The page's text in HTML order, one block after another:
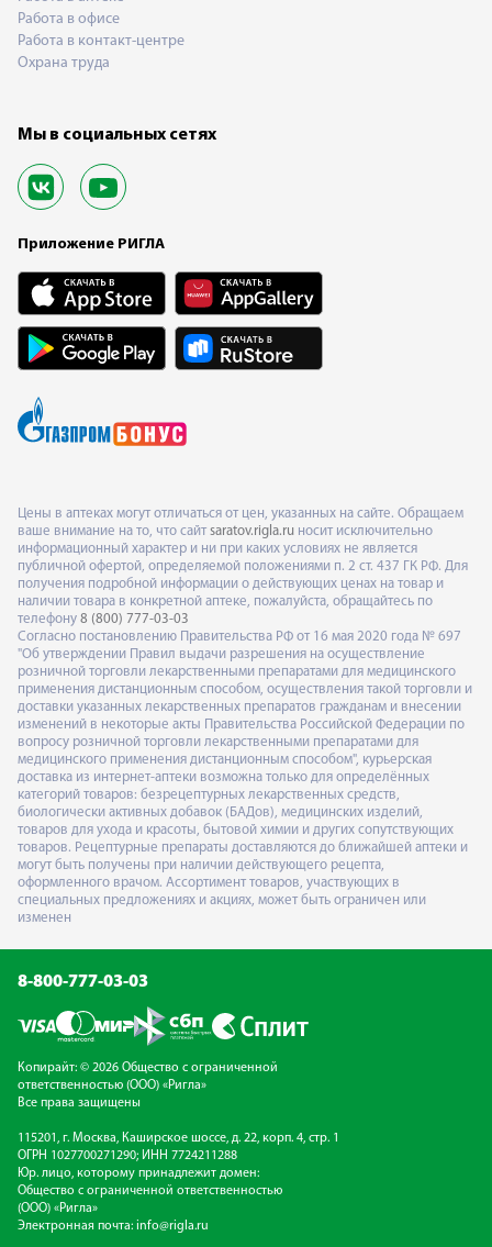
Работа в офисе
Работа в контакт-центре
Охрана труда
Мы в социальных сетях
Приложение РИГЛА
Цены в аптеках могут отличаться от цен, указанных на сайте. Обращаем
ваше внимание на то, что сайт saratov.rigla.ru носит исключительно
информационный характер и ни при каких условиях не является
публичной офертой, определяемой положениями п. 2 ст. 437 ГК РФ. Для
получения подробной информации о действующих ценах на товар и
наличии товара в конкретной аптеке, пожалуйста, обращайтесь по
телефону 8 (800) 777-03-03
Согласно постановлению Правительства РФ от 16 мая 2020 года № 697
"Об утверждении Правил выдачи разрешения на осуществление
розничной торговли лекарственными препаратами для медицинского
применения дистанционным способом, осуществления такой торговли и
доставки указанных лекарственных препаратов гражданам и внесении
изменений в некоторые акты Правительства Российской Федерации по
вопросу розничной торговли лекарственными препаратами для
медицинского применения дистанционным способом", курьерская
доставка из интернет-аптеки возможна только для определённых
категорий товаров: безрецептурных лекарственных средств,
биологически активных добавок (БАДов), медицинских изделий,
товаров для ухода и красоты, бытовой химии и других сопутствующих
товаров. Рецептурные препараты доставляются до ближайшей аптеки и
могут быть получены при наличии действующего рецепта,
оформленного врачом. Ассортимент товаров, участвующих в
специальных предложениях и акциях, может быть ограничен или
изменен
8-800-777-03-03
Копирайт: © 2026 Общество с ограниченной
ответственностью (ООО) «Ригла»
Все права защищены
115201, г. Москва, Каширское шоссе, д. 22, корп. 4, стр. 1
ОГРН 1027700271290; ИНН 7724211288
Юр. лицо, которому принадлежит домен:
Общество с ограниченной ответственностью
(ООО) «Ригла»
Электронная почта: info@rigla.ru